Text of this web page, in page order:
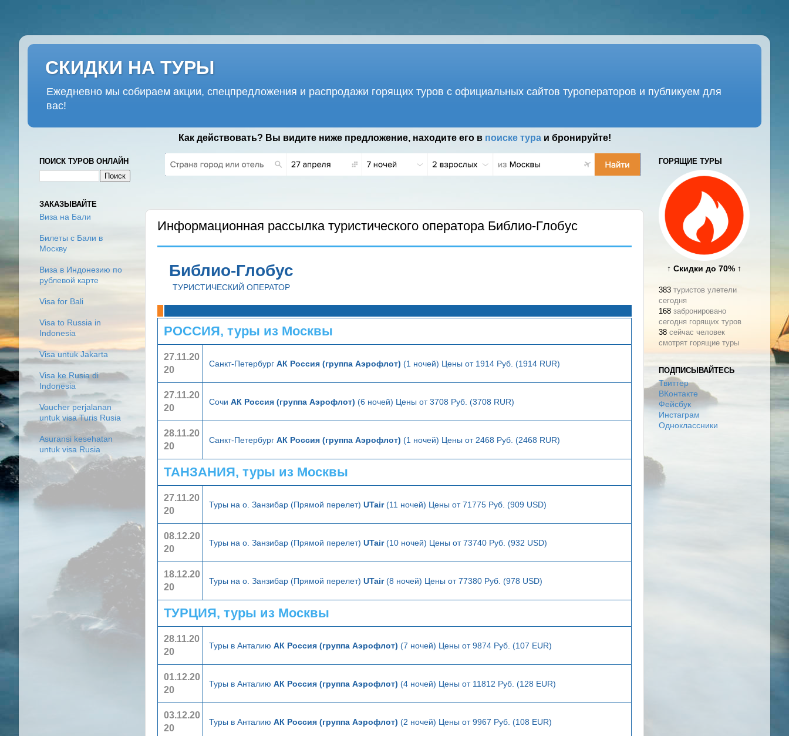
СКИДКИ НА ТУРЫ
Ежедневно мы собираем акции, спецпредложения и распродажи горящих туров с официальных сайтов туроператоров и публикуем для
вас!
Как действовать? Вы видите ниже предложение, находите его в поиске тураи бронируйте!
Информационная рассылка туристического оператора Библио-Глобус
Библио-Глобус
ТУРИСТИЧЕСКИЙ ОПЕРАТОР
РОССИЯ, туры из Москвы
27.11.20
20
Санкт-Петербург АК Россия (группа Аэрофлот) (1 ночей) Цены от 1914 Руб. (1914 RUR)
27.11.20
20
Сочи АК Россия (группа Аэрофлот) (6 ночей) Цены от 3708 Руб. (3708 RUR)
28.11.20
20
Санкт-Петербург АК Россия (группа Аэрофлот) (1 ночей) Цены от 2468 Руб. (2468 RUR)
ТАНЗАНИЯ, туры из Москвы
27.11.20
20
Туры на о. Занзибар (Прямой перелет) UTair(11 ночей) Цены от 71775 Руб. (909 USD)
08.12.20
20
Туры на о. Занзибар (Прямой перелет) UTair(10 ночей) Цены от 73740 Руб. (932 USD)
18.12.20
20
Туры на о. Занзибар (Прямой перелет) UTair(8 ночей) Цены от 77380 Руб. (978 USD)
ТУРЦИЯ, туры из Москвы
28.11.20
20
Туры в Анталию АК Россия (группа Аэрофлот) (7 ночей) Цены от 9874 Руб. (107 EUR)
01.12.20
20
Туры в Анталию АК Россия (группа Аэрофлот) (4 ночей) Цены от 11812 Руб. (128 EUR)
03.12.20
20
Туры в Анталию АК Россия (группа Аэрофлот) (2 ночей) Цены от 9967 Руб. (108 EUR)
ПОИСК ТУРОВ ОНЛАЙН
ЗАКАЗЫВАЙТЕ
Виза на Бали
Билеты с Бали в
Москву
Виза в Индонезию по
рублевой карте
Visa for Bali
Visa to Russia in
Indonesia
Visa untuk Jakarta
Visa ke Rusia di
Indonesia
Voucher perjalanan
untuk visa Turis Rusia
Asuransi kesehatan
untuk visa Rusia
ГОРЯЩИЕ ТУРЫ
↑ Скидки до 70% ↑
383 туристов улетели
сегодня
168 забронировано
сегодня горящих туров
38 сейчас человек
смотрят горящие туры
ПОДПИСЫВАЙТЕСЬ
Твиттер
ВКонтакте
Фейсбук
Инстаграм
Одноклассники